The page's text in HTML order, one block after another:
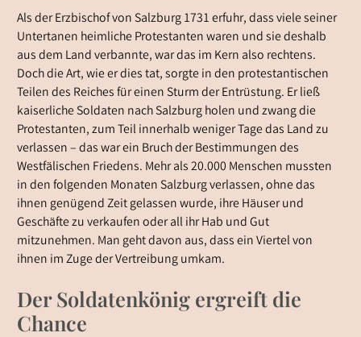
Als der Erzbischof von Salzburg 1731 erfuhr, dass viele seiner
Untertanen heimliche Protestanten waren und sie deshalb
aus dem Land verbannte, war das im Kern also rechtens.
Doch die Art, wie er dies tat, sorgte in den protestantischen
Teilen des Reiches für einen Sturm der Entrüstung. Er ließ
kaiserliche Soldaten nach Salzburg holen und zwang die
Protestanten, zum Teil innerhalb weniger Tage das Land zu
verlassen – das war ein Bruch der Bestimmungen des
Westfälischen Friedens. Mehr als 20.000 Menschen mussten
in den folgenden Monaten Salzburg verlassen, ohne das
ihnen genügend Zeit gelassen wurde, ihre Häuser und
Geschäfte zu verkaufen oder all ihr Hab und Gut
mitzunehmen. Man geht davon aus, dass ein Viertel von
ihnen im Zuge der Vertreibung umkam.
Der Soldatenkönig ergreift die
Chance